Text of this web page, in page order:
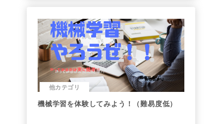
他カテゴリ
機械学習を体験してみよう！（難易度低）